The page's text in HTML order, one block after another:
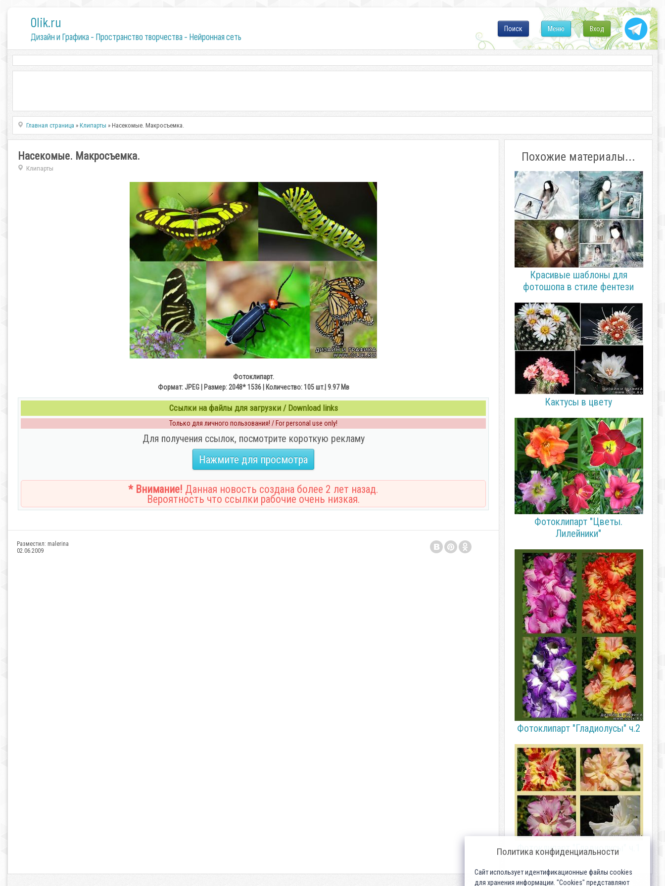
0lik.ru
Дизайн и Графика - Пространство творчества - Нейронная сеть
Вход
Меню
Поиск
Главная страница »Клипарты » Насекомые. Макросъемка.
Насекомые. Макросъемка.
Клипарты
Фотоклипарт.
Формат: JPEG | Размер: 2048* 1536 | Количество: 105 шт.| 9.97 Мв
Ссылки на файлы для загрузки / Download links
Только для личного пользования! / For personal use only!
Для получения ссылок, посмотрите короткую рекламу
Нажмите для просмотра
* Внимание! Данная новость создана более 2 лет назад.
Вероятность что ссылки рабочие очень низкая.
Разместил: malerina
02.06.2009
Похожие материалы...
Красивые шаблоны для
фотошопа в стиле фентези
Кактусы в цвету
Фотоклипарт "Цветы.
Лилейники"
Фотоклипарт "Гладиолусы" ч.2
Фотоклипарт "Гладиолусы" ч.1
Политика конфиденциальности
Сайт использует идентификационные файлы cookies
для хранения информации. "Cookies" представляют